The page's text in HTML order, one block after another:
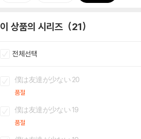
이 상품의 시리즈 21
전체선택
僕は友達が少ない 20
품절
僕は友達が少ない 19
품절